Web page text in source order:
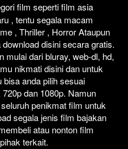
film seperti film asia
, tentu segala macam
, Thriller , Horror Ataupun
disini secara gratis.
mulai dari bluray, web-dl, hd,
nikmati disini dan untuk
anda pilih sesuai
dan 1080p. Namun
penikmat film untuk
segala jenis film bajakan
atau nonton film
terkait.